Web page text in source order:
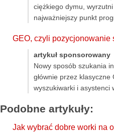
ciężkiego dymu,
najważniejszy punkt
GEO, czyli pozycjonowanie
artykuł sponsorowany
Nowy sposób szukania
głównie przez
wyszukiwarki i asystenci
Podobne artykuły:
Jak wybrać dobre worki na